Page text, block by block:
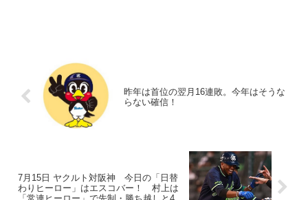
昨年は首位の翌月16連敗。今年はそうな
らない確信！
7月15日 ヤクルト対阪神 今日の「日替
わりヒーロー」はエスコバー！ 村上は